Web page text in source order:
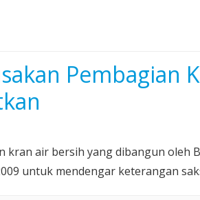
Pembagian
air bersih yang dibangun oleh
untuk mendengar keterangan